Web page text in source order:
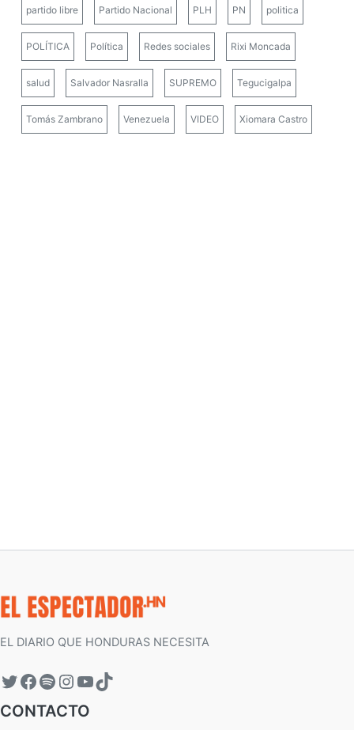
partido libre Partido Nacional PLH PN politica
POLÍTICA Política Redes sociales Rixi Moncada
salud Salvador Nasralla SUPREMO Tegucigalpa
Tomás Zambrano Venezuela VIDEO Xiomara Castro
EL DIARIO QUE HONDURAS NECESITA
CONTACTO